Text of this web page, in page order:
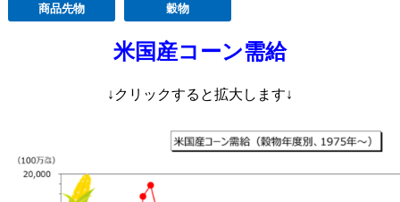
商品先物 穀物
米国産コーン需給
↓クリックすると拡大します↓